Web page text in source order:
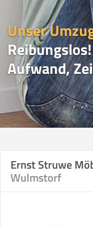
Unser
Aufwand,
Ernst Struwe
Wulmstorf